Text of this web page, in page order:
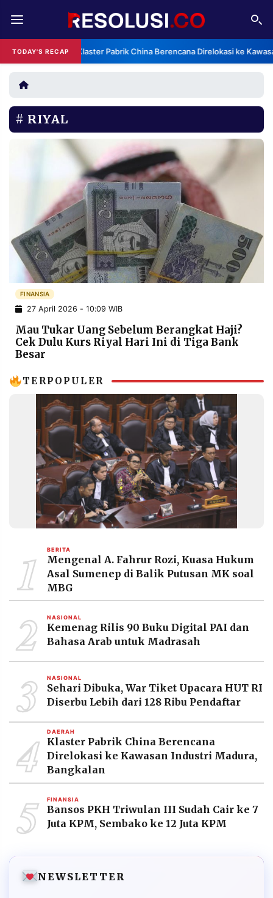
TODAY'S RECAP Klaster Pabrik China Berencana Direlokasi ke
REDAKSI TENTANG
RESOLUSI IKLAN
RUBRIKASI
EDITORIAL AKSARA
PERSONA
NASIONAL
MANCA SPORT
INFORMASI
PRIVACY
POLICY
BERITA
WARGA
INFORMASI
IKLAN
KIRIM
TULISAN
PENGADUAN TERM
OF
IKUTI
PRAMUDITA
Resolusi.co
-
2026
PT.
PRAMUDITA
RIYAL
FINANSIA
27 April 2026 - 10:09 WIB
Mau Tukar Uang Sebelum Berangkat Haji?
Cek Dulu Kurs Riyal Hari Ini di Tiga Bank
Besar
TERPOPULER
1 BERITA
Mengenal A. Fahrur Rozi, Kuasa Hukum
Asal Sumenep di Balik Putusan MK soal
MBG
2 NASIONAL
Kemenag Rilis 90 Buku Digital PAI dan
Bahasa Arab untuk Madrasah
3 NASIONAL
Sehari Dibuka, War Tiket Upacara HUT RI
Diserbu Lebih dari 128 Ribu Pendaftar
4 DAERAH
Klaster Pabrik China Berencana
Direlokasi ke Kawasan Industri Madura,
Bangkalan
5 FINANSIA
Bansos PKH Triwulan III Sudah Cair ke 7
Juta KPM, Sembako ke 12 Juta KPM
NEWSLETTER